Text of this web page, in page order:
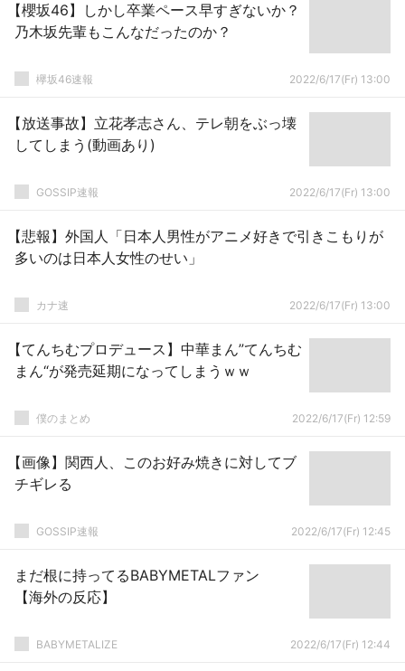
【櫻坂46】しかし卒業ペース早すぎないか？
乃木坂先輩もこんなだったのか？
欅坂46速報 2022/6/17(Fr) 13:00
【放送事故】立花孝志さん、テレ朝をぶっ壊
してしまう(動画あり)
GOSSIP速報 2022/6/17(Fr) 13:00
【悲報】外国人「日本人男性がアニメ好きで引きこもりが
多いのは日本人女性のせい」
カナ速 2022/6/17(Fr) 13:00
【てんちむプロデュース】中華まん”てんちむ
まん“が発売延期になってしまうｗｗ
僕のまとめ 2022/6/17(Fr) 12:59
【画像】関西人、このお好み焼きに対してブ
チギレる
GOSSIP速報 2022/6/17(Fr) 12:45
まだ根に持ってるBABYMETALファン
【海外の反応】
BABYMETALIZE 2022/6/17(Fr) 12:44